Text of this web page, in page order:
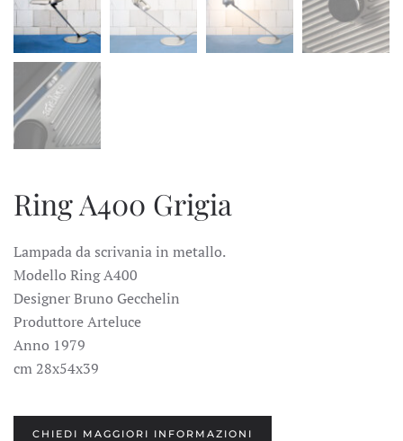
Ring A400 Grigia
Lampada da scrivania in metallo.
Modello Ring A400
Designer Bruno Gecchelin
Produttore Arteluce
Anno 1979
cm 28x54x39
CHIEDI MAGGIORI INFORMAZIONI